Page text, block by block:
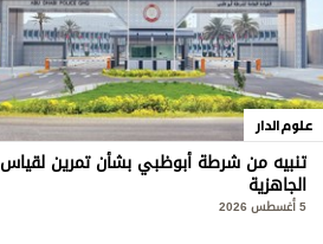
علوم الدار
تنبيه من شرطة أبوظبي بشأن تمرين لقياس
الجاهزية
5 أغسطس 2026